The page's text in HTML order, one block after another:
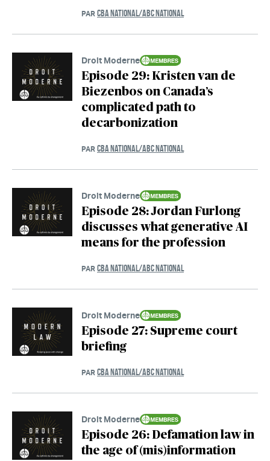
PAR CBA NATIONAL/ABC NATIONAL
Droit Moderne
Episode 29: Kristen van de
Biezenbos on Canada’s
complicated path to
decarbonization
PAR CBA NATIONAL/ABC NATIONAL
Droit Moderne
Episode 28: Jordan Furlong
discusses what generative AI
means for the profession
PAR CBA NATIONAL/ABC NATIONAL
Droit Moderne
Episode 27: Supreme court
briefing
PAR CBA NATIONAL/ABC NATIONAL
Droit Moderne
Episode 26: Defamation law in
the age of (mis)information